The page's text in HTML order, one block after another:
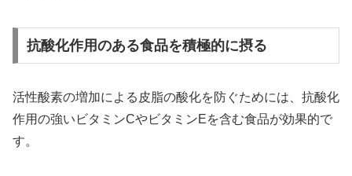
抗酸化作用のある食品を積極的に摂る
活性酸素の増加による皮脂の酸化を防ぐためには、抗酸化
作用の強いビタミンCやビタミンEを含む食品が効果的で
す。